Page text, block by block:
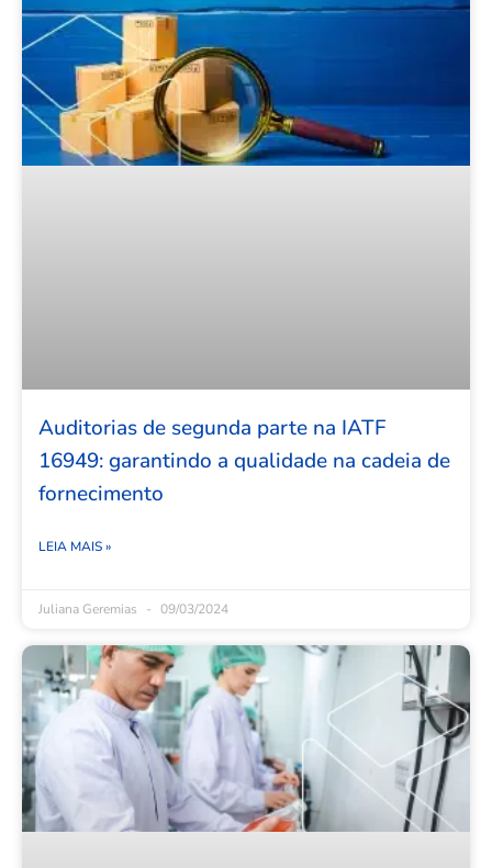
Auditorias de segunda parte na IATF
16949: garantindo a qualidade na cadeia de
fornecimento
LEIA MAIS »
Juliana Geremias 09/03/2024